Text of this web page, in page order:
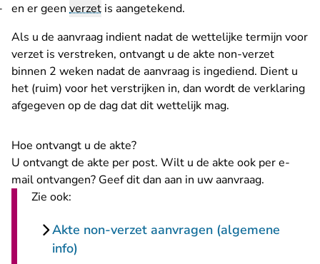
en er geen verzet is aangetekend.
Als u de aanvraag indient nadat de wettelijke termijn voor
verzet is verstreken, ontvangt u de akte non-verzet
binnen 2 weken nadat de aanvraag is ingediend. Dient u
het (ruim) voor het verstrijken in, dan wordt de verklaring
afgegeven op de dag dat dit wettelijk mag.
Hoe ontvangt u de akte?
U ontvangt de akte per post. Wilt u de akte ook per e-
mail ontvangen? Geef dit dan aan in uw aanvraag.
Zie ook:
Akte non-verzet aanvragen (algemene
info)